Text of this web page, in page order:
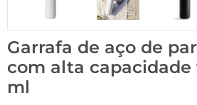
Garrafa de aço de
com alta
ml